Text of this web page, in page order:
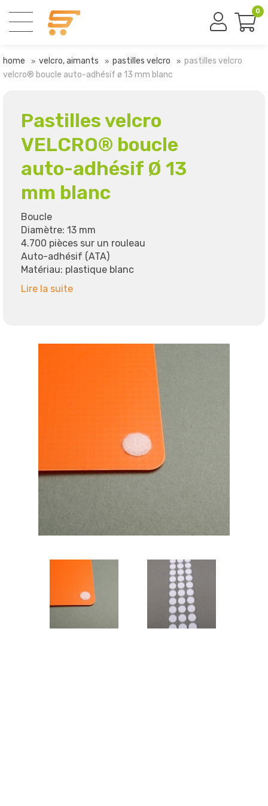
0
home velcro, aimants pastilles velcro
pastilles velcro
velcro® boucle auto-adhésif ø 13 mm blanc
Pastilles velcro
VELCRO® boucle
auto-adhésif Ø 13
mm blanc
Boucle
Diamètre: 13 mm
4.700 pièces sur un rouleau
Auto-adhésif (ATA)
Matériau: plastique blanc
Lire la suite